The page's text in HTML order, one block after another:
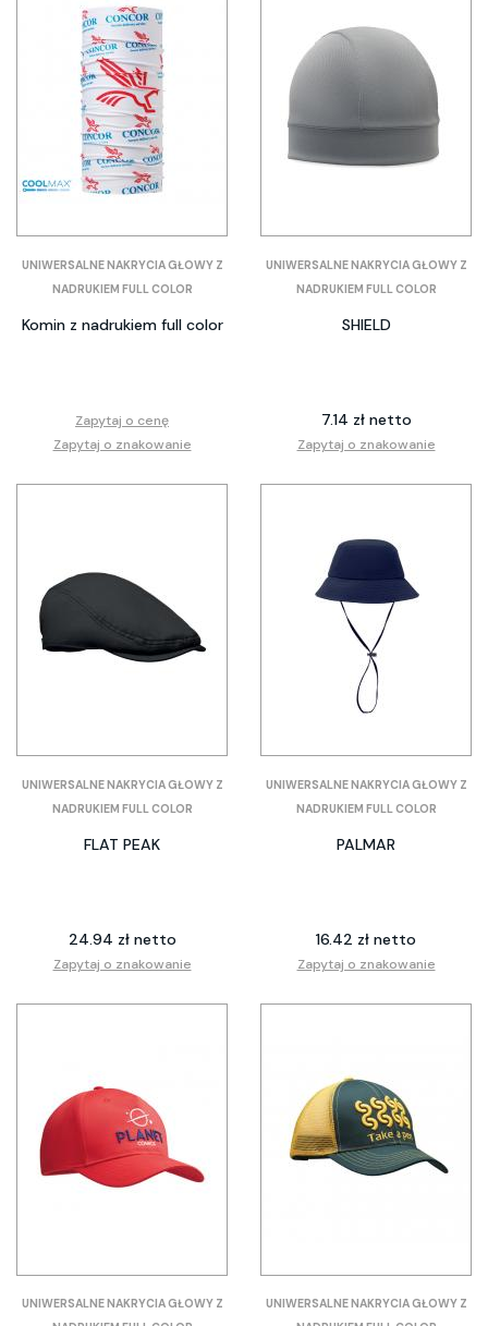
UNIWERSALNE NAKRYCIA GŁOWY Z
NADRUKIEM FULL COLOR
Komin z nadrukiem full color
Zapytaj o cenę
Zapytaj o znakowanie
UNIWERSALNE NAKRYCIA GŁOWY Z
NADRUKIEM FULL COLOR
SHIELD
7.14 zł netto
Zapytaj o znakowanie
UNIWERSALNE NAKRYCIA GŁOWY Z
NADRUKIEM FULL COLOR
FLAT PEAK
24.94 zł netto
Zapytaj o znakowanie
UNIWERSALNE NAKRYCIA GŁOWY Z
NADRUKIEM FULL COLOR
PALMAR
16.42 zł netto
Zapytaj o znakowanie
UNIWERSALNE NAKRYCIA GŁOWY Z
UNIWERSALNE NAKRYCIA GŁOWY Z